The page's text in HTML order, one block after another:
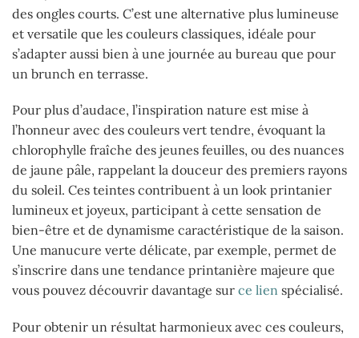
des ongles courts. C’est une alternative plus lumineuse
et versatile que les couleurs classiques, idéale pour
s’adapter aussi bien à une journée au bureau que pour
un brunch en terrasse.
Pour plus d’audace, l’inspiration nature est mise à
l’honneur avec des couleurs vert tendre, évoquant la
chlorophylle fraîche des jeunes feuilles, ou des nuances
de jaune pâle, rappelant la douceur des premiers rayons
du soleil. Ces teintes contribuent à un look printanier
lumineux et joyeux, participant à cette sensation de
bien-être et de dynamisme caractéristique de la saison.
Une manucure verte délicate, par exemple, permet de
s’inscrire dans une tendance printanière majeure que
vous pouvez découvrir davantage sur ce lien spécialisé.
Pour obtenir un résultat harmonieux avec ces couleurs,